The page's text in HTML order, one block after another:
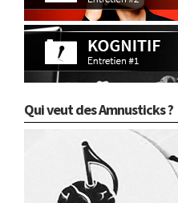
Qui veut des Amnusticks ?